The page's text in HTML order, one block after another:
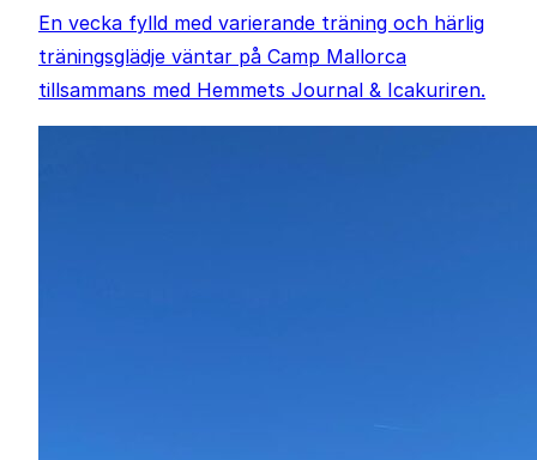
En vecka fylld med varierande träning och härlig
träningsglädje väntar på Camp Mallorca
tillsammans med Hemmets Journal & Icakuriren.